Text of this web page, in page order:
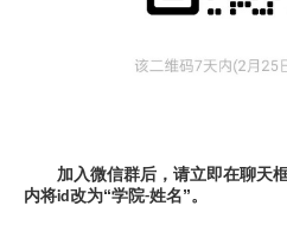
加入微信群后，请立即在聊天
内将id改为“学院-姓名”。